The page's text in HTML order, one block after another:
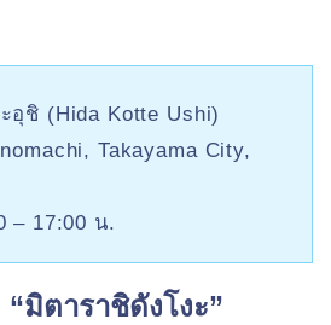
อุชิ (Hida Kotte Ushi)
Takayama City,
– 17:00 น.
มิตาราชิดังโงะ”